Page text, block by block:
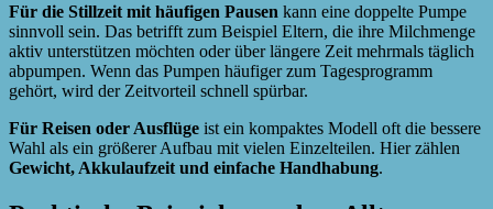
Für die Stillzeit mit häufigen Pausen kann eine doppelte Pumpe
sinnvoll sein. Das betrifft zum Beispiel Eltern, die ihre Milchmenge
aktiv unterstützen möchten oder über längere Zeit mehrmals täglich
abpumpen. Wenn das Pumpen häufiger zum Tagesprogramm
gehört, wird der Zeitvorteil schnell spürbar.
Für Reisen oder Ausflüge ist ein kompaktes Modell oft die bessere
Wahl als ein größerer Aufbau mit vielen Einzelteilen. Hier zählen
Gewicht, Akkulaufzeit und einfache Handhabung.